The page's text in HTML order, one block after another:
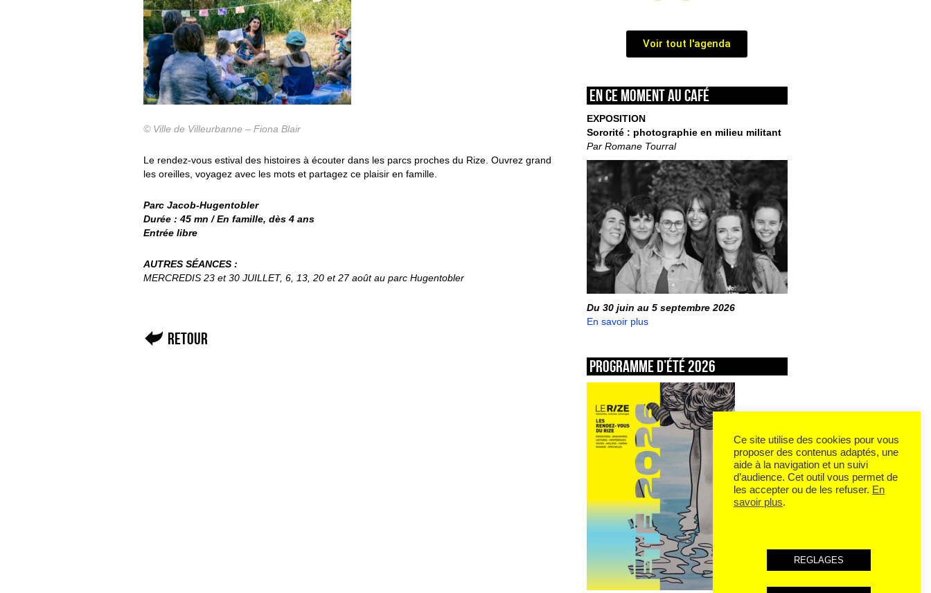
© Ville de Villeurbanne – Fiona Blair
Le rendez-vous estival des histoires à écouter dans les parcs proches du Rize. Ouvrez grand
les oreilles, voyagez avec les mots et partagez ce plaisir en famille.
Parc Jacob-Hugentobler
Durée : 45 mn / En famille, dès 4 ans
Entrée libre
AUTRES SÉANCES :
MERCREDIS 23 et 30 JUILLET, 6, 13, 20 et 27 août au parc Hugentobler
Retour
Voir tout l'agenda
En ce moment au café
EXPOSITION
Sororité : photographie en milieu militant
Par Romane Tourral
Du 30 juin au 5 septembre 2026
En savoir plus
Programme d’été 2026
Ce site utilise des cookies pour vous
proposer des contenus adaptés, une
aide à la navigation et un suivi
d’audience. Cet outil vous permet de
les accepter ou de les refuser. En
savoir plus.
REGLAGES